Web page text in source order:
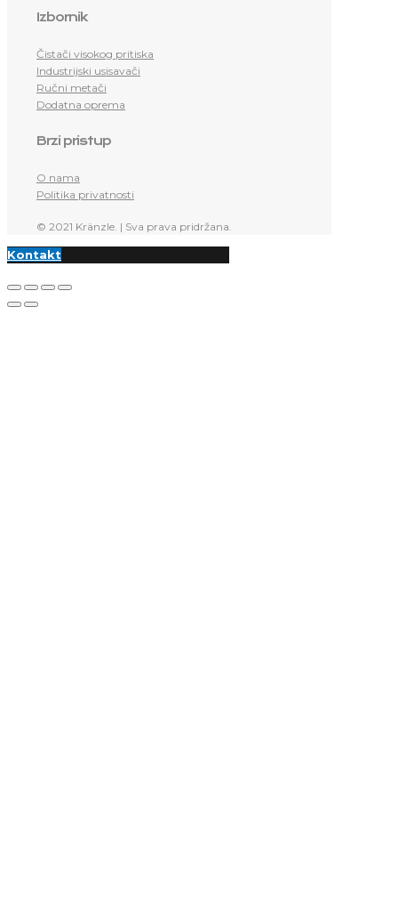
Izbornik
Čistači visokog pritiska
Industrijski usisavači
Ručni metači
Dodatna oprema
Brzi pristup
O nama
Politika privatnosti
© 2021 Kränzle. | Sva prava pridržana.
Kontakt